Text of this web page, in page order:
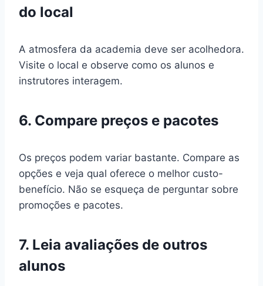
do local
A atmosfera da academia deve ser acolhedora.
Visite o local e observe como os alunos e
instrutores interagem.
6. Compare preços e pacotes
Os preços podem variar bastante. Compare as
opções e veja qual oferece o melhor custo-
benefício. Não se esqueça de perguntar sobre
promoções e pacotes.
7. Leia avaliações de outros
alunos